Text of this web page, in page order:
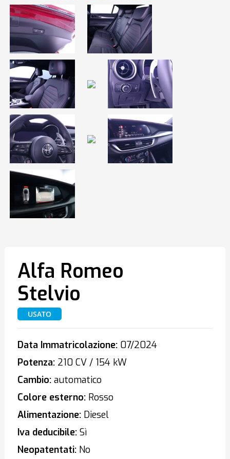
Alfa Romeo
Stelvio
USATO
Data Immatricolazione:07/2024
Potenza:210 CV / 154 kW
Cambio:automatico
Colore esterno:Rosso
Alimentazione:Diesel
Iva deducibile:Sì
Neopatentati:No